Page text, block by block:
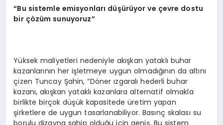
“Bu sistemle emisyonları düşürüyor ve çevre dostu
bir çözüm sunuyoruz”
Yüksek maliyetleri nedeniyle akışkan yataklı buhar
kazanlarının her işletmeye uygun olmadığının da altını
çizen Tuncay Şahin, “Döner ızgaralı hederli buhar
kazanı, akışkan yataklı kazanlara alternatif olmakla
birlikte birçok düşük kapasitede üretim yapan
şirketlere de uygun tasarlanabiliyor. Basınç skalası su